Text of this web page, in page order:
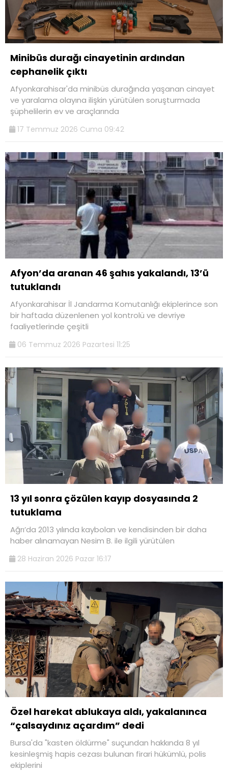
Minibüs durağı cinayetinin ardından
cephanelik çıktı
Afyonkarahisar'da minibüs durağında yaşanan cinayet
ve yaralama olayına ilişkin yürütülen soruşturmada
şüphelilerin ev ve araçlarında
17 Temmuz 2026 Cuma 09:42
Afyon’da aranan 46 şahıs yakalandı, 13’ü
tutuklandı
Afyonkarahisar İl Jandarma Komutanlığı ekiplerince son
bir haftada düzenlenen yol kontrolü ve devriye
faaliyetlerinde çeşitli
06 Temmuz 2026 Pazartesi 11:25
13 yıl sonra çözülen kayıp dosyasında 2
tutuklama
Ağrı’da 2013 yılında kaybolan ve kendisinden bir daha
haber alınamayan Nesim B. ile ilgili yürütülen
28 Haziran 2026 Pazar 16:17
Özel harekat ablukaya aldı, yakalanınca
“çalsaydınız açardım” dedi
Bursa'da "kasten öldürme" suçundan hakkında 8 yıl
kesinleşmiş hapis cezası bulunan firari hükümlü, polis
ekiplerini